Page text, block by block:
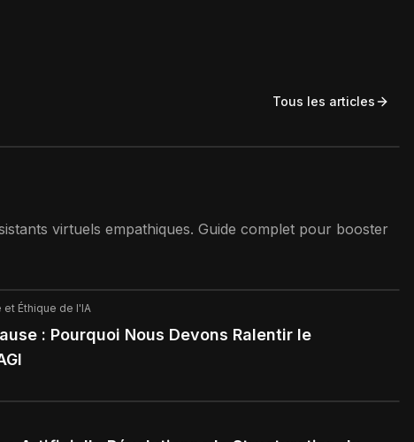
Tous les articles
virtuels empathiques. Guide complet pour booster
Éthique de l'IA
: Pourquoi Nous Devons Ralentir le